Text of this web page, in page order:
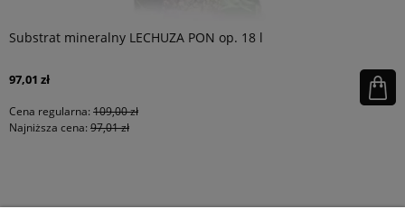
Substrat mineralny LECHUZA PON op. 18 l
97,01 zł
Cena regularna: 109,00 zł
Najniższa cena: 97,01 zł